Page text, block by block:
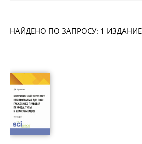
НАЙДЕНО ПО ЗАПРОСУ: 1 ИЗДАНИЕ